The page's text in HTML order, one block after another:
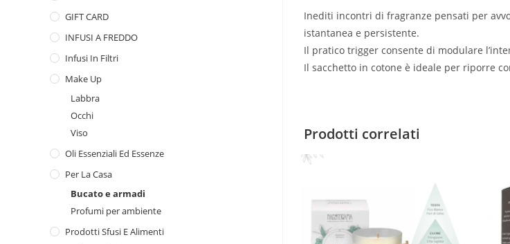
Inediti incontri di fragranze pensati per
istantanea e persistente.
Il pratico trigger consente di modulare
Il sacchetto in cotone è ideale per riporre
Prodotti correlati
GIFT CARD
INFUSI A FREDDO
Infusi In Filtri
Make Up
Labbra
Occhi
Viso
Oli Essenziali Ed Essenze
Per La Casa
Bucato e armadi
Profumi per ambiente
Prodotti Sfusi E Alimenti